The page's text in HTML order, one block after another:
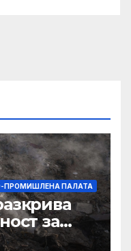
ПРОМИШЛЕНА ПАЛАТА
за